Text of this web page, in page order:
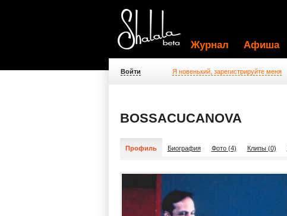
Журнал Афиша
Войти Я новенький, зарегистрируйте меня
BOSSACUCANOVA
Профиль Биография Фото (4) Клипы (0)